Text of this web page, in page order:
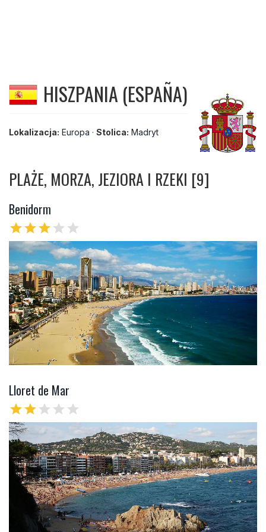
HISZPANIA (ESPAÑA)
Lokalizacja: Europa · Stolica: Madryt
PLAŻE, MORZA, JEZIORA I RZEKI [9]
Benidorm
starstarstar star star
Lloret de Mar
starstar star star star